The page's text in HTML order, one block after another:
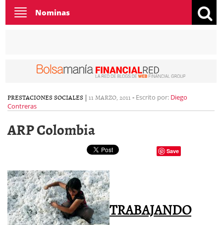
Toggle
navigation
Nominas
PRESTACIONES SOCIALES | 11 MARZO, 2011 - Escrito por: Diego
Contreras
ARP Colombia
Save
TRABAJANDO